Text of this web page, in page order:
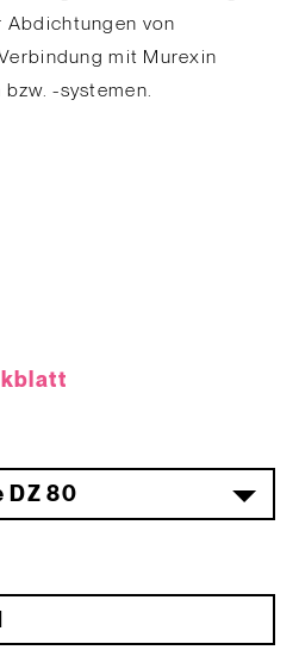
Abdichtungen von
mit Murexin
-systemen.
DZ 80